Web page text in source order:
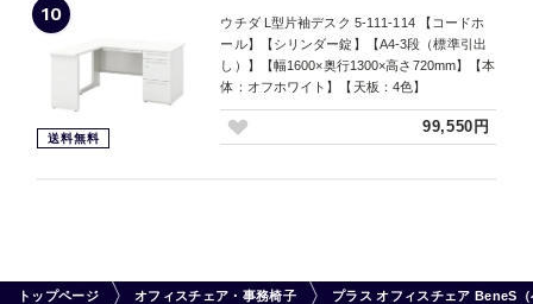
10
送料無料
ウチダ L型片袖デスク 5-111-114 【コードホ
ール】【シリンダー錠】【A4-3段（標準引出
し）】【幅1600×奥行1300×高さ720mm】【本
体：オフホワイト】【天板：4色】
99,550円
トップページ オフィスチェア・事務椅子 プラス オフィスチェア BeneS